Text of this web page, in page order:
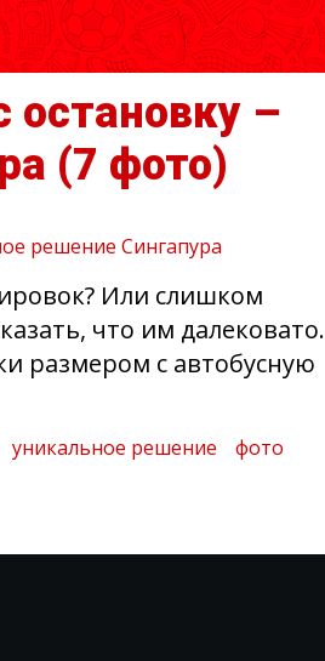
–
(7 фото)
Или слишком
что им далековато.
размером с автобусную
уникальное решение фото